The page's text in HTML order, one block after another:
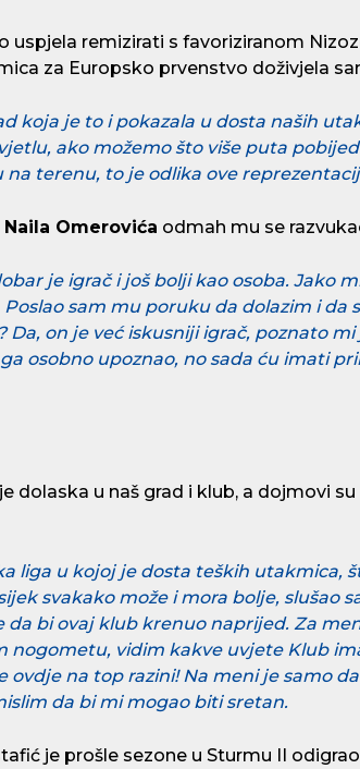
uspjela remizirati s favoriziranom
za Europsko prvenstvo doživjela
koja je to i pokazala u dosta naših
ako možemo što više puta
na terenu, to je odlika ove
Naila Omerovića odmah mu se
je igrač i još bolji kao osoba. Jako
sam mu poruku da dolazim i da
Da, on je već iskusniji igrač, poznato
osobno upoznao, no sada ću imati
dolaska u naš grad i klub, a dojmovi
liga u kojoj je dosta teških utakmica,
svakako može i mora bolje, slušao
bi ovaj klub krenuo naprijed. Za
nogometu, vidim kakve uvjete Klub
na top razini! Na meni je samo
da bi mi mogao biti sretan.
je prošle sezone u Sturmu II